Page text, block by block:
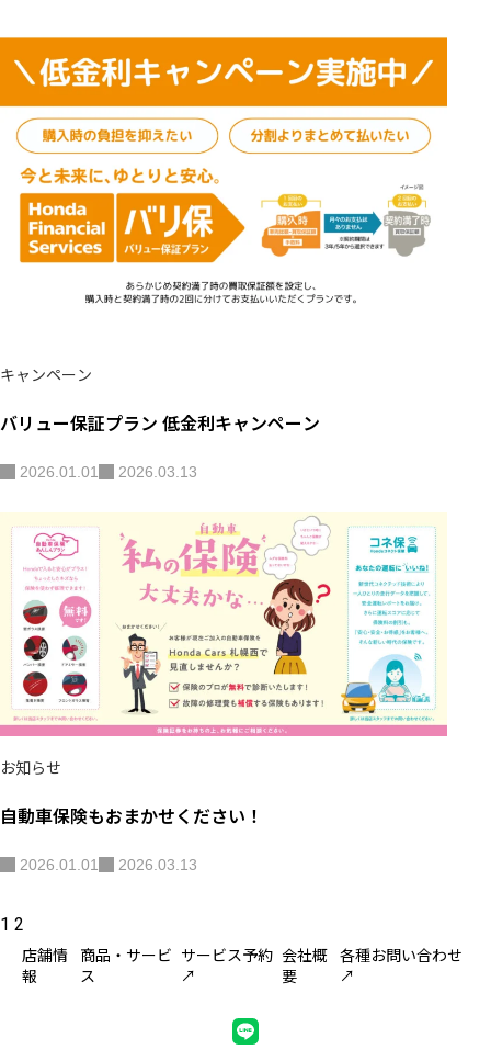
キャンペーン
バリュー保証プラン 低金利キャンペーン
2026.01.01 2026.03.13
お知らせ
自動車保険もおまかせください！
2026.01.01 2026.03.13
投
1 2
店舗情
報
商品・サービ
ス
サービス予約
↗
会社概
要
各種お問い合わせ
↗